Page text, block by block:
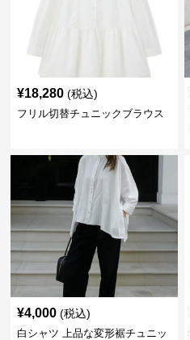
¥18,280 (税込)
フリル切替チュニックブラウス
¥4,000 (税込)
白シャツ 上品な変形裾チュニッ